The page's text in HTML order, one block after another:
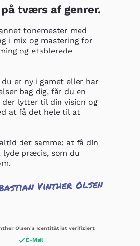
tværs af genrer.
tonemester med
i mix og mastering for
og etablerede
du er ny i gamet eller har
bag dig, får du en
der lytter til din vision og
at få det hele til at
det samme: at få din
lyde præcis, som du
Vinther Olsen
Olsen's Identität ist verifiziert
E-Mail